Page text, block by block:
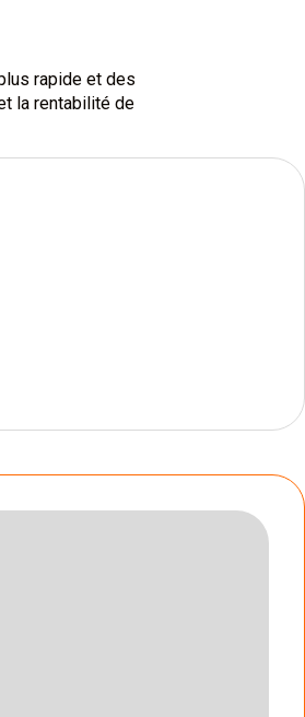
rapide et des
la rentabilité de